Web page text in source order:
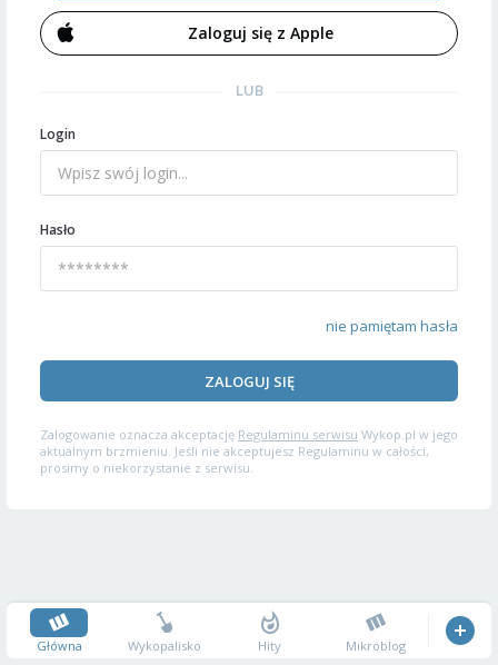
Zaloguj się z Apple
LUB
Login
Hasło
nie pamiętam hasła
ZALOGUJ SIĘ
Zalogowanie oznacza akceptację Regulaminu serwisu Wykop.pl w jego
aktualnym brzmieniu. Jeśli nie akceptujesz Regulaminu w całości,
prosimy o niekorzystanie z serwisu.
Główna Wykopalisko Hity Mikroblog